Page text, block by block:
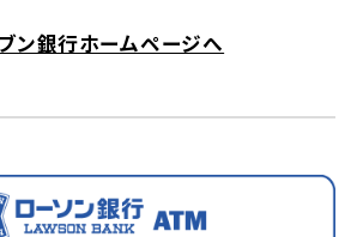
ン銀行ホームページへ